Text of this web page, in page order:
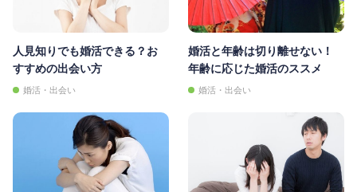
人見知りでも婚活できる？お
すすめの出会い方
婚活・出会い
婚活と年齢は切り離せない！
年齢に応じた婚活のススメ
婚活・出会い